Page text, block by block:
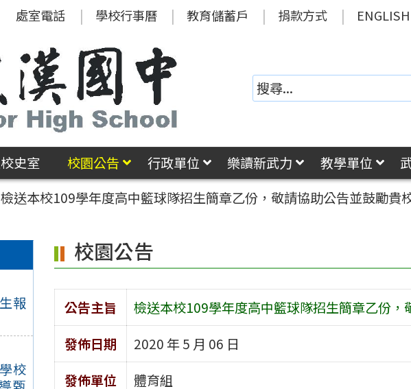
處室電話 學校行事曆 教育儲蓄戶 捐款方式 ENGLISH
史室 校園公告 行政單位 樂讀新武力 教學單位
檢送本校109學年度高中籃球隊招生簡章乙份，敬請協助公告並鼓勵貴
報
校
校園公告
公告主旨
檢送本校109學年度高中籃球隊招生簡章乙份
發佈日期
2020 年 5 月 06 日
發佈單位
體育組